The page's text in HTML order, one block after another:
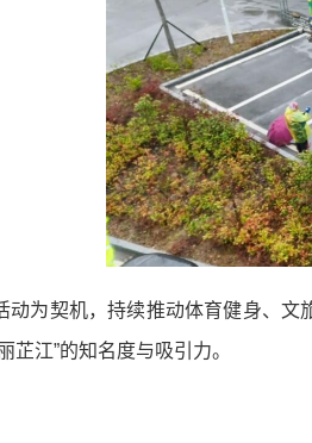
动为契机，持续推动体育健身、
芷江”的知名度与吸引力。